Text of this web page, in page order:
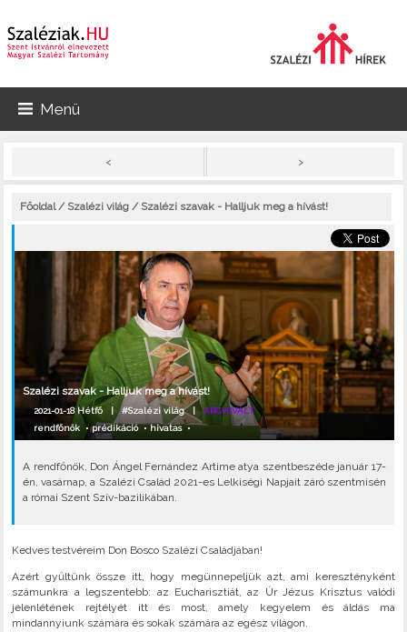
Menü
< >
Főoldal/ Szalézi világ / Szalézi szavak - Halljuk meg a hívást!
Szalézi szavak - Halljuk meg a hívást!
2021-01-18 Hétfő |#Szalézi világ|ARCHIVÁLT
rendfőnök •prédikáció•hivatas•
A rendfőnök, Don Ángel Fernández Artime atya szentbeszéde január 17-
én, vasárnap, a Szalézi Család 2021-es Lelkiségi Napjait záró szentmisén
a római Szent Szív-bazilikában.
Kedves testvéreim Don Bosco Szalézi Családjában!
Azért gyűltünk össze itt, hogy megünnepeljük azt, ami keresztényként
számunkra a legszentebb: az Eucharisztiát, az Úr Jézus Krisztus valódi
jelenlétének rejtélyét itt és most, amely kegyelem és áldás ma
mindannyiunk számára és sokak számára az egész világon.